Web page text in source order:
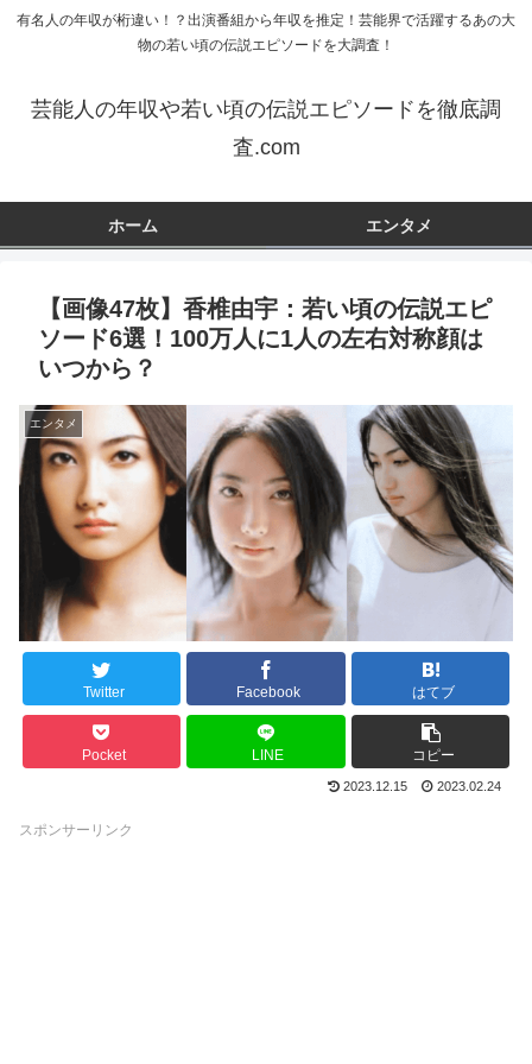
有名人の年収が桁違い！？出演番組から年収を推定！芸能界で活躍するあの大
物の若い頃の伝説エピソードを大調査！
芸能人の年収や若い頃の伝説エピソードを徹底調
査.com
ホーム エンタメ
【画像47枚】香椎由宇：若い頃の伝説エピ
ソード6選！100万人に1人の左右対称顔は
いつから？
エンタメ
Twitter Facebook はてブ
Pocket LINE コピー
2023.12.15 2023.02.24
スポンサーリンク